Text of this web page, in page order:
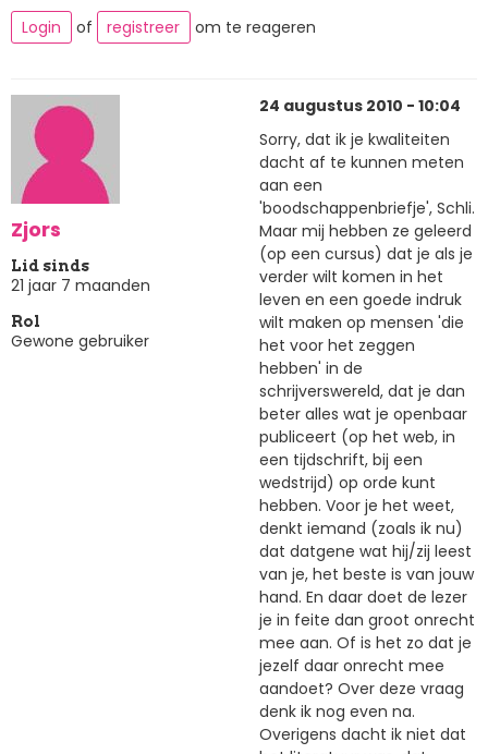
Login
of registreer om te reageren
Zjors
Lid sinds
21 jaar 7 maanden
Rol
Gewone gebruiker
24 augustus 2010 - 10:04
Sorry, dat ik je kwaliteiten
dacht af te kunnen meten
aan een
'boodschappenbriefje', Schli.
Maar mij hebben ze geleerd
(op een cursus) dat je als je
verder wilt komen in het
leven en een goede indruk
wilt maken op mensen 'die
het voor het zeggen
hebben' in de
schrijverswereld, dat je dan
beter alles wat je openbaar
publiceert (op het web, in
een tijdschrift, bij een
wedstrijd) op orde kunt
hebben. Voor je het weet,
denkt iemand (zoals ik nu)
dat datgene wat hij/zij leest
van je, het beste is van jouw
hand. En daar doet de lezer
je in feite dan groot onrecht
mee aan. Of is het zo dat je
jezelf daar onrecht mee
aandoet? Over deze vraag
denk ik nog even na.
Overigens dacht ik niet dat